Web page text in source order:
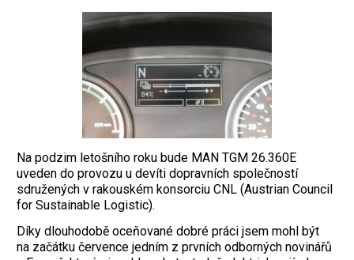
Na podzim letošního roku bude MAN TGM 26.360E
uveden do provozu u devíti dopravních společností
sdružených v rakouském konsorciu CNL (Austrian Council
for Sustainable Logistic).
Díky dlouhodobě oceňované dobré práci jsem mohl být
na začátku července jedním z prvních odborných novinářů